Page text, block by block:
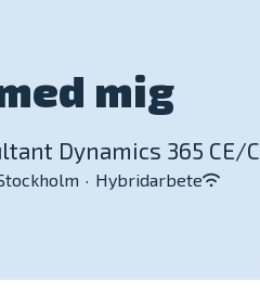
mig
Dynamics 365 CE/
· Hybridarbete